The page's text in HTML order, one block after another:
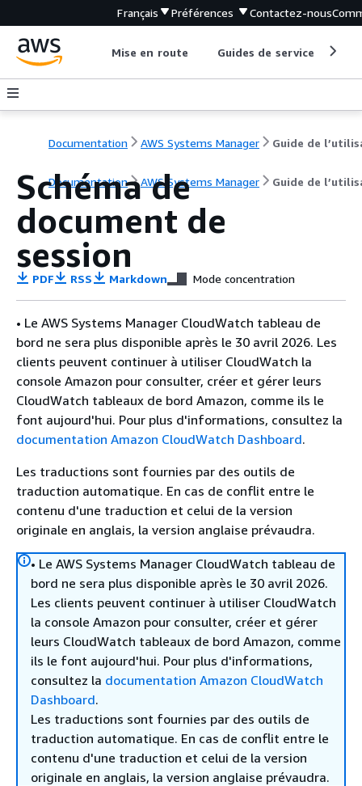
Français Préférences Contactez-nous
Mise en route Guides de service
Documentation AWS Systems Manager
Documentation AWS Systems Manager Guide de
Schéma de
document de
session
PDF RSS Markdown Mode concentration
• Le AWS Systems Manager CloudWatch tableau de
bord ne sera plus disponible après le 30 avril 2026. Les
clients peuvent continuer à utiliser CloudWatch la
console Amazon pour consulter, créer et gérer leurs
CloudWatch tableaux de bord Amazon, comme ils le
font aujourd'hui. Pour plus d'informations, consultez la
documentation Amazon CloudWatch Dashboard.
Les traductions sont fournies par des outils de
traduction automatique. En cas de conflit entre le
contenu d'une traduction et celui de la version
originale en anglais, la version anglaise prévaudra.
• Le AWS Systems Manager CloudWatch tableau de
bord ne sera plus disponible après le 30 avril 2026.
Les clients peuvent continuer à utiliser CloudWatch
la console Amazon pour consulter, créer et gérer
leurs CloudWatch tableaux de bord Amazon, comme
ils le font aujourd'hui. Pour plus d'informations,
consultez la documentation Amazon CloudWatch
Dashboard.
Les traductions sont fournies par des outils de
traduction automatique. En cas de conflit entre le
contenu d'une traduction et celui de la version
originale en anglais, la version anglaise prévaudra.